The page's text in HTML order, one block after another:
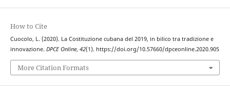
How to Cite
Cuocolo, L. (2020). La Costituzione cubana del 2019, in bilico tra tradizione e
innovazione. DPCE Online, 42(1). https://doi.org/10.57660/dpceonline.2020.905
More Citation Formats